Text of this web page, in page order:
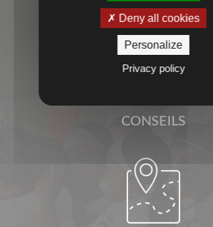

CONSEILS

Deny all cookies
Personalize
Privacy policy